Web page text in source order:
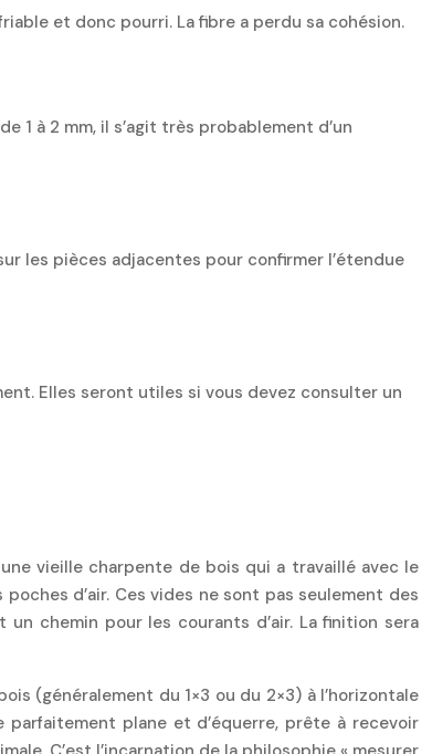
et donc pourri. La fibre a perdu sa cohésion.
1 à 2 mm, il s’agit très probablement d’un
les pièces adjacentes pour confirmer l’étendue
Elles seront utiles si vous devez consulter un
vieille charpente de bois qui a travaillé avec le
d’air. Ces vides ne sont pas seulement des
chemin pour les courants d’air. La finition sera
(généralement du 1×3 ou du 2×3) à l’horizontale
plane et d’équerre, prête à recevoir